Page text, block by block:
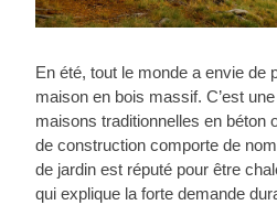
En été, tout le monde a envie de
maison en bois massif. C’est
maisons traditionnelles en béton
de construction comporte de
de jardin est réputé pour être
qui explique la forte demande